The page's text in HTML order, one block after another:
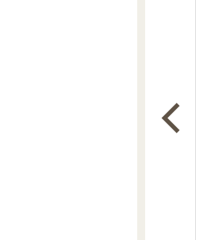
住まいと暮らしの税金の
売却時手取り
住まいと暮らしの税金の